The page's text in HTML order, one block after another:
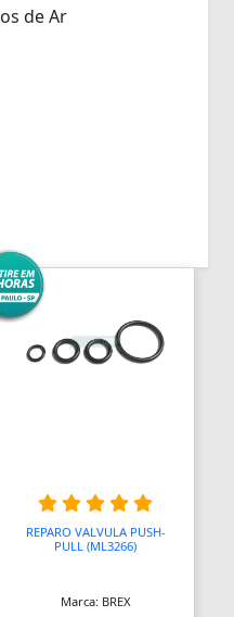
de Ar
REPARO VALVULA PUSH-
PULL (ML3266)
Marca: BREX